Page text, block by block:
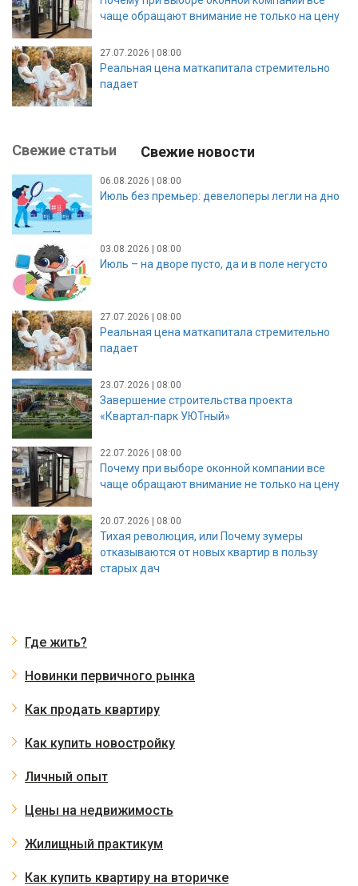
чаще обращают внимание не только на цену
27.07.2026 | 08:00
Реальная цена маткапитала стремительно
падает
Свежие статьи Свежие новости
06.08.2026 | 08:00
Июль без премьер: девелоперы легли на дно
03.08.2026 | 08:00
Июль – на дворе пусто, да и в поле негусто
27.07.2026 | 08:00
Реальная цена маткапитала стремительно
падает
23.07.2026 | 08:00
Завершение строительства проекта
«Квартал-парк УЮТный»
22.07.2026 | 08:00
Почему при выборе оконной компании все
чаще обращают внимание не только на цену
20.07.2026 | 08:00
Тихая революция, или Почему зумеры
отказываются от новых квартир в пользу
старых дач
Где жить?
Новинки первичного рынка
Как продать квартиру
Как купить новостройку
Личный опыт
Цены на недвижимость
Жилищный практикум
Как купить квартиру на вторичке